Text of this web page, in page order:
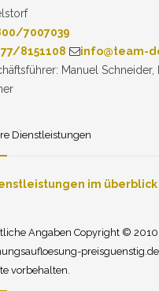
7007039
8151108
info@team-
Manuel Schneider,
Dienstleistungen
im überblick
Angaben Copyright ©
vorbehalten.